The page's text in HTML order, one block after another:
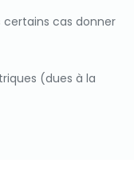
cas donner
(dues à la